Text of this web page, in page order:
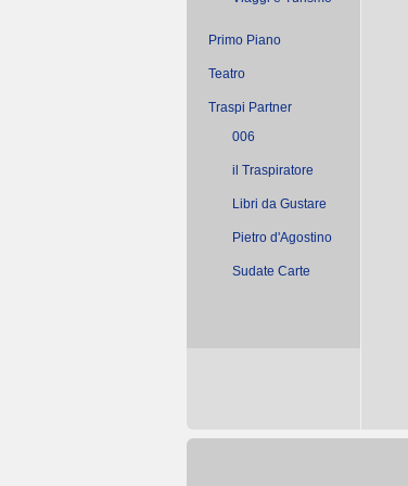
Primo Piano
Teatro
Traspi Partner
006
il Traspiratore
Libri da Gustare
Pietro d'Agostino
Sudate Carte